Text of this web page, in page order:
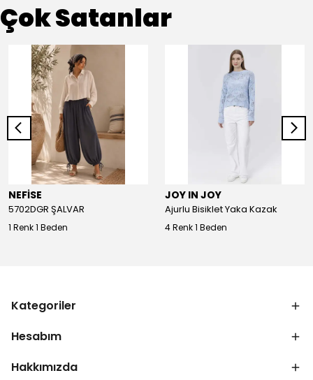
Çok Satanlar
NEFİSE
5702DGR ŞALVAR
1 Renk 1 Beden
JOY IN JOY
Ajurlu Bisiklet Yaka Kazak
4 Renk 1 Beden
Kategoriler
Hesabım
Hakkımızda